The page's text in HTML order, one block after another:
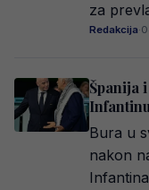
za
Redakcija·
Španija
Bura u
nakon